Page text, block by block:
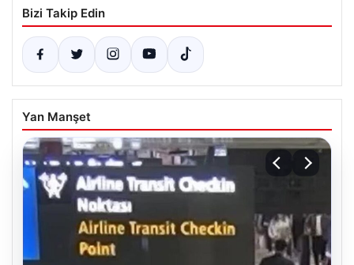
Bizi Takip Edin
Yan Manşet